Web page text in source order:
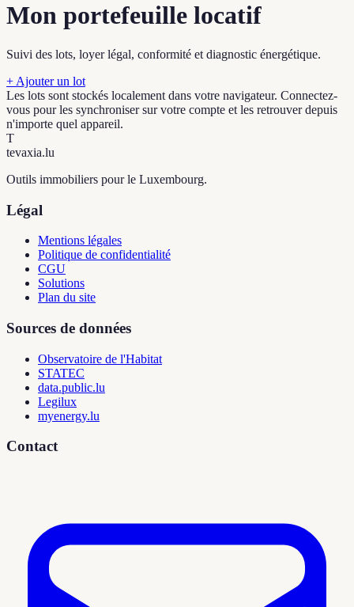
Mon portefeuille locatif
Suivi des lots, loyer légal, conformité et diagnostic énergétique.
+ Ajouter un lot
Les lots sont stockés localement dans votre navigateur. Connectez-
vous pour les synchroniser sur votre compte et les retrouver depuis
n'importe quel appareil.
T
tevaxia.lu
Outils immobiliers pour le Luxembourg.
Légal
Mentions légales
Politique de confidentialité
CGU
Solutions
Plan du site
Sources de données
Observatoire de l'Habitat
STATEC
data.public.lu
Legilux
myenergy.lu
Contact